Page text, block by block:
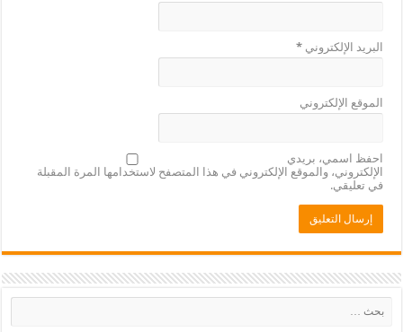
البريد الإلكتروني*
الموقع الإلكتروني
احفظ اسمي، بريدي
الإلكتروني، والموقع الإلكتروني في هذا المتصفح لاستخدامها المرة المقبلة
في تعليقي.